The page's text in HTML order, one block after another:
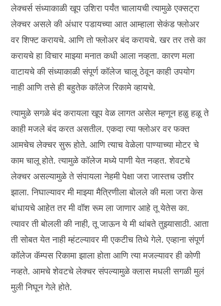
लेक्चर्स संध्याकाळी खूप उशिरा पर्यंत चालायची त्यामुळे एक्सट्रा
लेक्चर असले की अंधार पडायच्या आत आम्हाला सेकंड फ्लोअर
वर शिफ्ट करायचे. आणि तो फ्लोअर बंद करायचे. खर तर तसे का
करायचे हा विचार माझ्या मनात कधी आला नव्हता. कारण मला
वाटायचे की संध्याकाळी संपूर्ण कॉलेज चालू ठेवून काही उपयोग
नाही आणि तसे ही बहुतेक कॉलेज रिकामे व्हायचे.
त्यामुळे सगळे बंद करायला खूप वेळ लागत असेल म्हणून हळु हळू ते
काही मजले बंद करत असतील. एकदा त्या फ्लोअर वर फक्त
आमचेच लेक्चर सुरू होते. आणि त्याच वेळेला पाण्याच्या मोटर चे
काम चालू होते. त्यामुळे कॉलेज मध्ये पाणी येत नव्हत. शेवटचे
लेक्चर असल्यामुळे ते संपायला नेहमी पेक्षा जरा जास्तच उशीर
झाला. निघाल्यावर मी माझ्या मैत्रिणीला बोलले की मला जरा केस
बांधायचे आहेत तर मी वॉश रूम ला जाणार आहे तू येतेस का.
त्यावर ती बोलली की नाही, तू जाऊन ये मी थांबते तुझ्यासाठी. आता
ती सोबत येत नाही म्हंटल्यावर मी एकटीच तिथे गेले. एव्हाना संपूर्ण
कॉलेज कॅम्पस रिकामा झाला होता आणि त्या मजल्यावर ही कोणी
नव्हते. आमचे शेवटचे लेक्चर संपल्यामुळे क्लास मधली सगळी मुलं
मुली निघून गेले होते.